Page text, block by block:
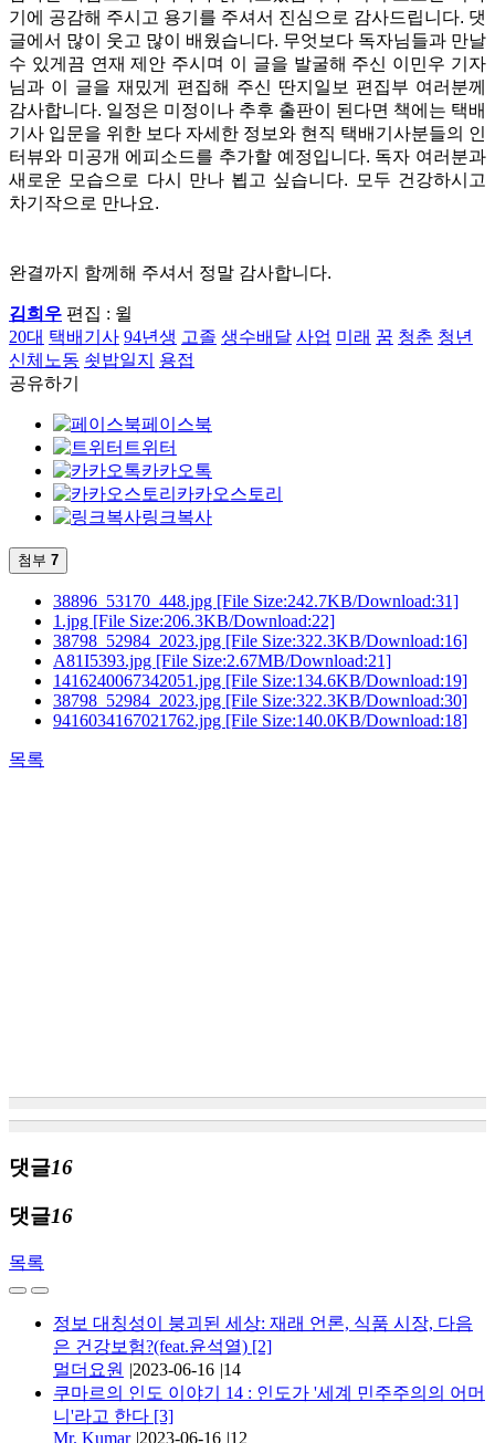
기에 공감해 주시고 용기를 주셔서 진심으로 감사드립니다. 댓
글에서 많이 웃고 많이 배웠습니다. 무엇보다 독자님들과 만날
수 있게끔 연재 제안 주시며 이 글을 발굴해 주신 이민우 기자
님과 이 글을 재밌게 편집해 주신 딴지일보 편집부 여러분께
감사합니다. 일정은 미정이나 추후 출판이 된다면 책에는 택배
기사 입문을 위한 보다 자세한 정보와 현직 택배기사분들의 인
터뷰와 미공개 에피소드를 추가할 예정입니다. 독자 여러분과
새로운 모습으로 다시 만나 뵙고 싶습니다. 모두 건강하시고
차기작으로 만나요.
완결까지 함께해 주셔서 정말 감사합니다.
김희우 편집 : 윌ㅤ
20대 택배기사 94년생 고졸 생수배달 사업 미래 꿈 청춘 청년
신체노동 쇳밥일지
용접
공유하기
페이스북
트위터
카카오톡
카카오스토리
링크복사
첨부 7
38896_53170_448.jpg [File Size:242.7KB/Download:31]
1.jpg [File Size:206.3KB/Download:22]
38798_52984_2023.jpg [File Size:322.3KB/Download:16]
A81I5393.jpg [File Size:2.67MB/Download:21]
1416240067342051.jpg [File Size:134.6KB/Download:19]
38798_52984_2023.jpg [File Size:322.3KB/Download:30]
9416034167021762.jpg [File Size:140.0KB/Download:18]
목록
댓글16
댓글16
목록
정보 대칭성이 붕괴된 세상: 재래 언론, 식품 시장, 다음
은 건강보험?(feat.윤석열) [2]
멀더요원 |2023-06-16 |14
쿠마르의 인도 이야기 14 : 인도가 '세계 민주주의의 어머
니'라고 한다 [3]
Mr. Kumar |2023-06-16 |12